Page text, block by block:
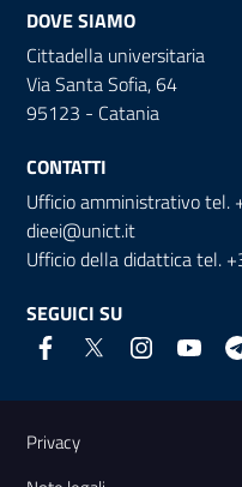
DOVE SIAMO
Cittadella universitaria
Via Santa Sofia, 64
95123 - Catania
CONTATTI
Ufficio amministrativo tel.
dieei@unict.it
Ufficio della didattica tel.
SEGUICI SU
Link e
Privacy